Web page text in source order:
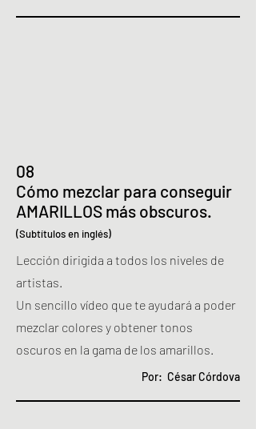
08
Cómo mezclar para conseguir
AMARILLOS más obscuros.
(Subtítulos en inglés)
Lección dirigida a todos los niveles de
artistas.
Un sencillo vídeo que te ayudará a poder
mezclar colores y obtener tonos
oscuros en la gama de los amarillos.
Por: César Córdova